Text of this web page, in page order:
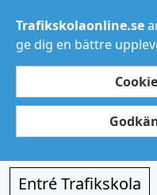
Trafikskolaonline.se
ge dig en bättre
Entré Trafikskola